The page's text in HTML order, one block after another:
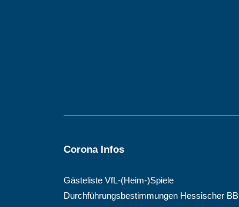
Corona Infos
Gästeliste VfL-(Heim-)Spiele
Durchführungsbestimmungen Hessischer BB